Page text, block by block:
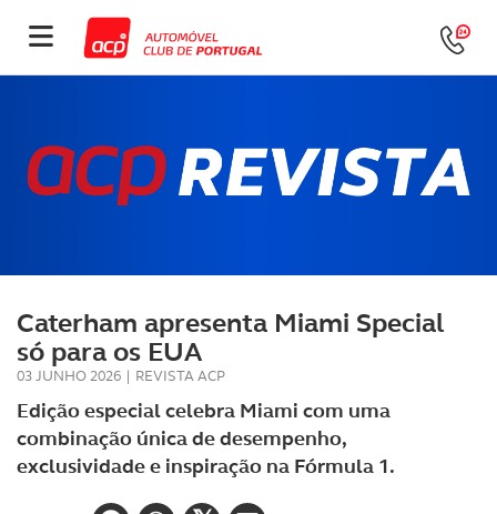
Caterham apresenta Miami Special
só para os EUA
03 JUNHO 2026 | REVISTA ACP
Edição especial celebra Miami com uma
combinação única de desempenho,
exclusividade e inspiração na Fórmula 1.